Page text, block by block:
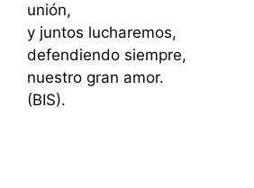
unión,
y juntos lucharemos,
defendiendo siempre,
nuestro gran amor.
(BIS).